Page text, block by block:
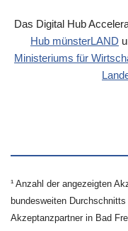
Das Digital Hub
Hub münsterLAND
Ministeriums für
¹ Anzahl der angezeigten
bundesweiten
Akzeptanzpartner in Bad